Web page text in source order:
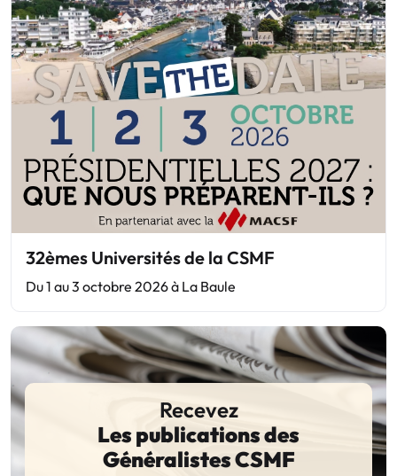
32èmes Universités de la CSMF
Du 1 au 3 octobre 2026 à La Baule
Recevez
Les publications des
Généralistes CSMF